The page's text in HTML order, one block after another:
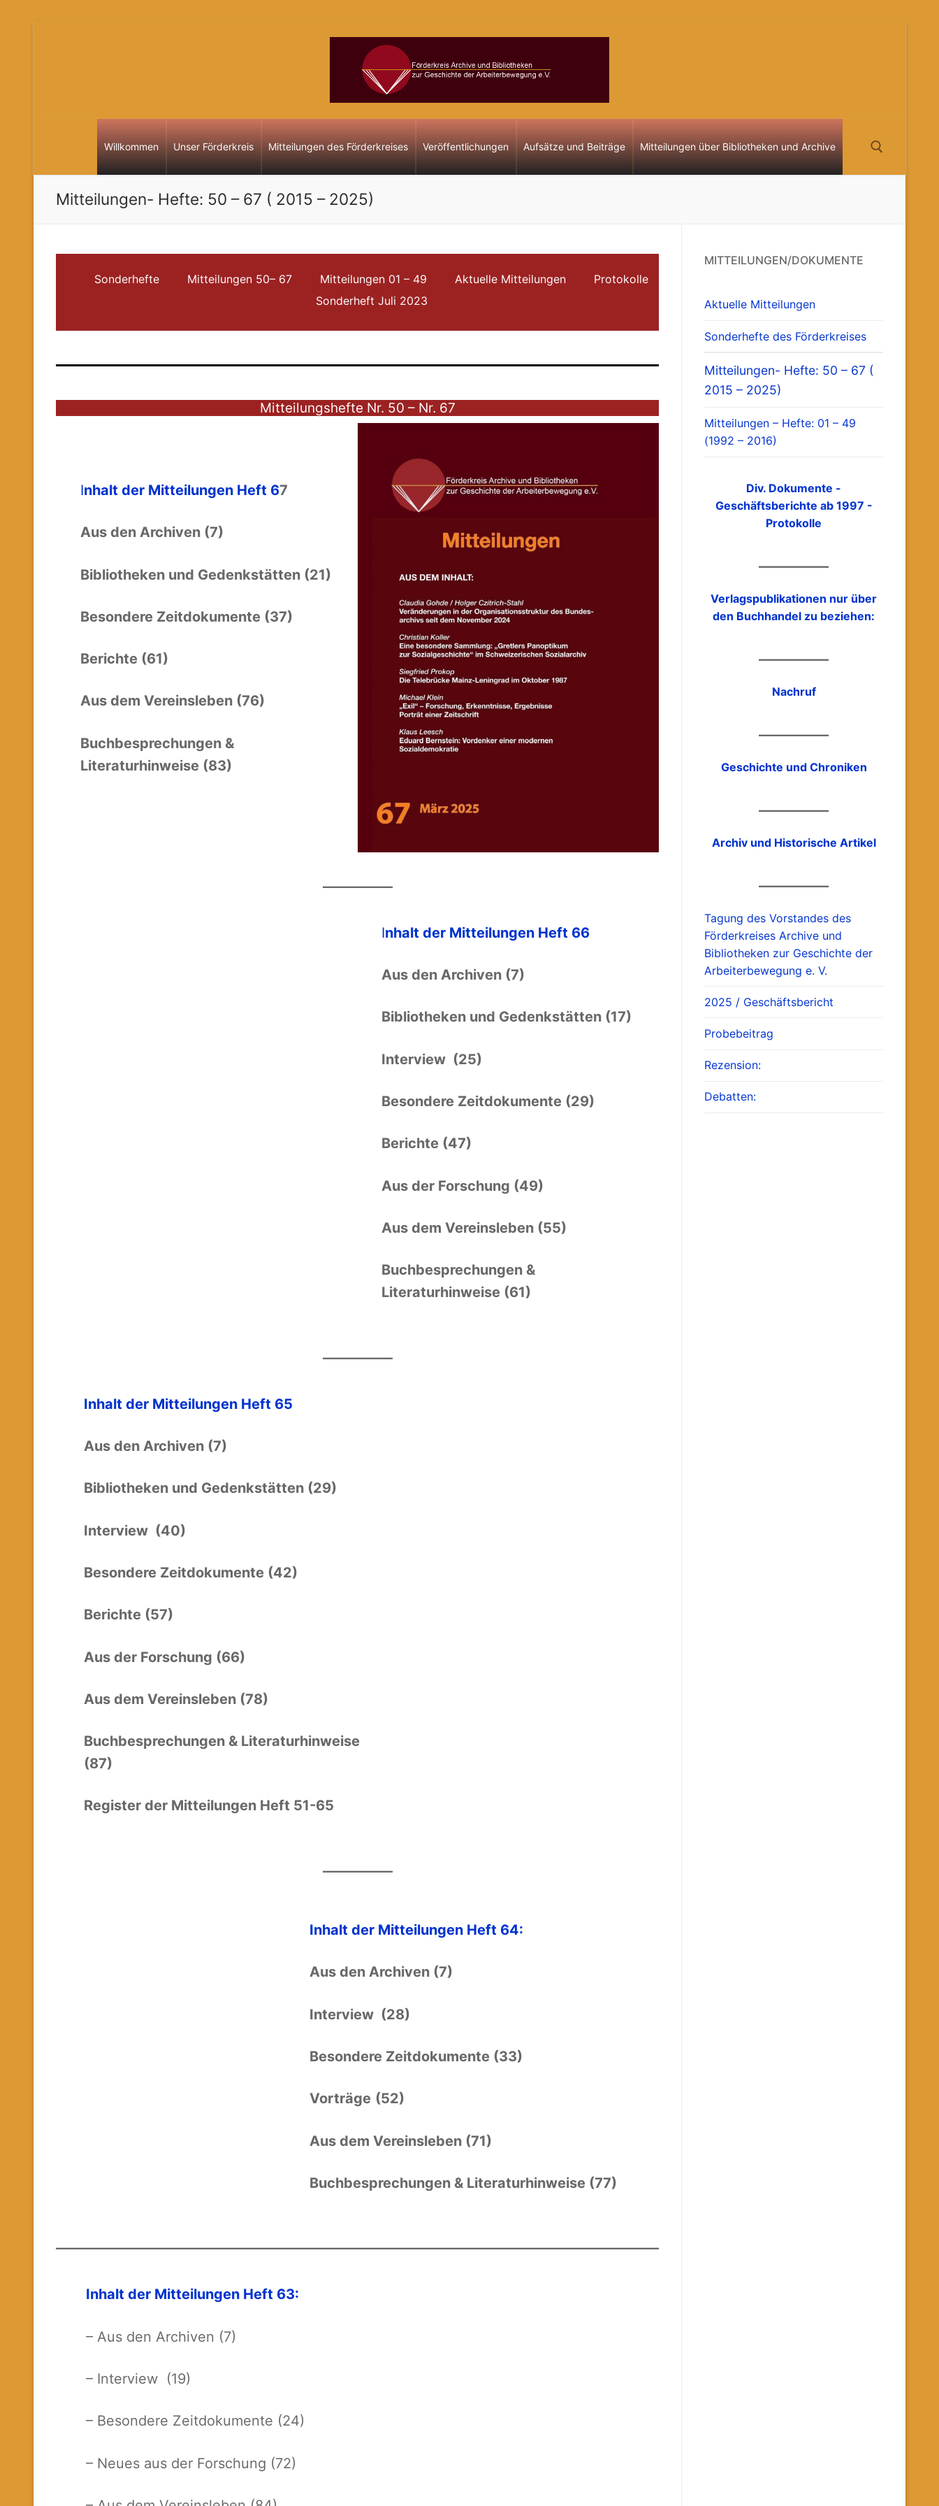
Willkommen Unser Förderkreis Mitteilungen des Förderkreises Veröffentlichungen Aufsätze und Beiträge Mitteilungen über Bibliotheken und Archive
Mitteilungen- Hefte: 50 – 67 ( 2015 – 2025)
Sonderhefte Mitteilungen 50– 67 Mitteilungen 01 – 49 Aktuelle Mitteilungen
Protokolle
Sonderheft Juli 2023
Mitteilungshefte Nr. 50 – Nr. 67
Inhalt der Mitteilungen Heft 67
Aus den Archiven (7)
Bibliotheken und Gedenkstätten (21)
Besondere Zeitdokumente (37)
Berichte (61)
Aus dem Vereinsleben (76)
Buchbesprechungen &
Literaturhinweise (83)
Inhalt der Mitteilungen Heft 66
Aus den Archiven (7)
Bibliotheken und Gedenkstätten (17)
Interview (25)
Besondere Zeitdokumente (29)
Berichte (47)
Aus der Forschung (49)
Aus dem Vereinsleben (55)
Buchbesprechungen &
Literaturhinweise (61)
Inhalt der Mitteilungen Heft 65
Aus den Archiven (7)
Bibliotheken und Gedenkstätten (29)
Interview (40)
Besondere Zeitdokumente (42)
Berichte (57)
Aus der Forschung (66)
Aus dem Vereinsleben (78)
Buchbesprechungen & Literaturhinweise
(87)
Register der Mitteilungen Heft 51-65
Inhalt der Mitteilungen Heft 64:
Aus den Archiven (7)
Interview (28)
Besondere Zeitdokumente (33)
Vorträge (52)
Aus dem Vereinsleben (71)
Buchbesprechungen & Literaturhinweise (77)
Inhalt der Mitteilungen Heft 63:
– Aus den Archiven (7)
– Interview (19)
– Besondere Zeitdokumente (24)
– Neues aus der Forschung (72)
MITTEILUNGEN/DOKUMENTE
Aktuelle Mitteilungen
Sonderhefte des Förderkreises
Mitteilungen- Hefte: 50 – 67 (
2015 – 2025)
Mitteilungen – Hefte: 01 – 49
(1992 – 2016)
Div. Dokumente -
Geschäftsberichte ab 1997 -
Protokolle
Verlagspublikationen nur über
den Buchhandel zu beziehen:
Nachruf
Geschichte und Chroniken
Archiv und Historische Artikel
Tagung des Vorstandes des
Förderkreises Archive und
Bibliotheken zur Geschichte der
Arbeiterbewegung e. V.
2025 / Geschäftsbericht
Probebeitrag
Rezension:
Debatten: